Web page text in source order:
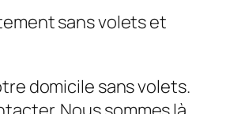
sans volets et
domicile sans volets.